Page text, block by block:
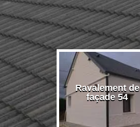
54
Ravalement de
façade 54